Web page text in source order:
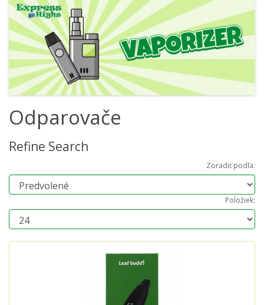
Odparovače
Refine Search
Zoradiť podľa:
Položiek: